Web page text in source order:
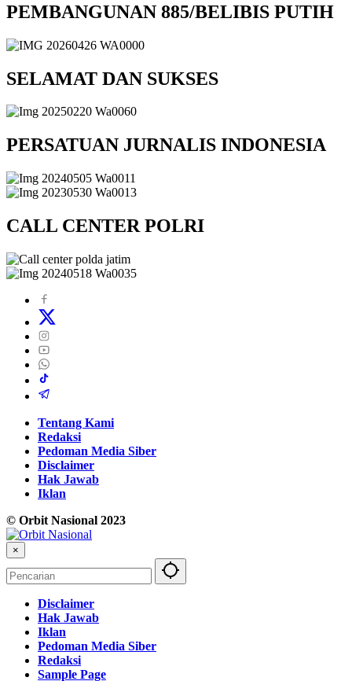
PEMBANGUNAN 885/BELIBIS PUTIH
SELAMAT DAN SUKSES
PERSATUAN JURNALIS INDONESIA
CALL CENTER POLRI
Tentang Kami
Redaksi
Pedoman Media Siber
Disclaimer
Hak Jawab
Iklan
© Orbit Nasional 2023
×
Disclaimer
Hak Jawab
Iklan
Pedoman Media Siber
Redaksi
Sample Page